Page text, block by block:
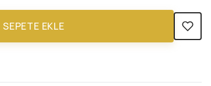
SEPETE EKLE